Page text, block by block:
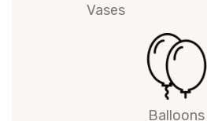
Vases
Balloons